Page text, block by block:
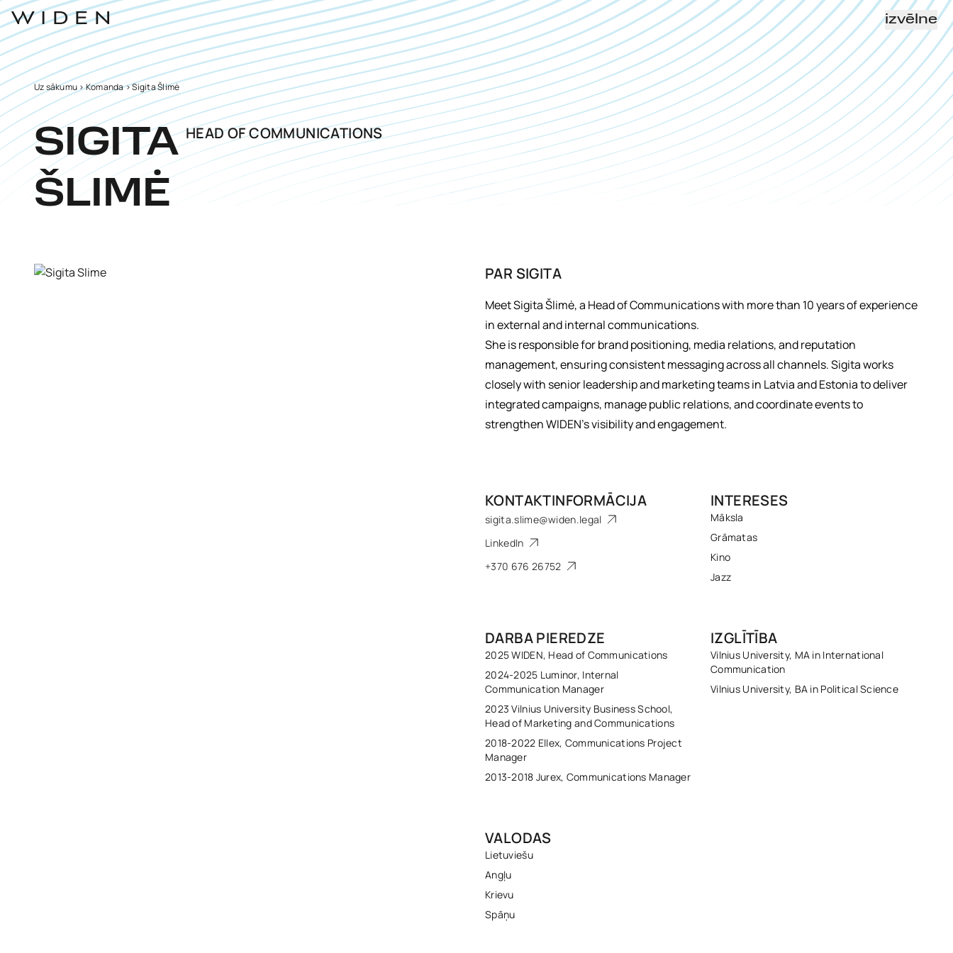
izvēlne
Uz sākumu >Komanda>Sigita Šlimė
SIGITA HEAD OF COMMUNICATIONS
ŠLIMĖ
PAR SIGITA
Meet Sigita Šlimė, a Head of Communications with more than 10 years of experience
in external and internal communications.
She is responsible for brand positioning, media relations, and reputation
management, ensuring consistent messaging across all channels. Sigita works
closely with senior leadership and marketing teams in Latvia and Estonia to deliver
integrated campaigns, manage public relations, and coordinate events to
strengthen WIDEN’s visibility and engagement.
KONTAKTINFORMĀCIJA
sigita.slime@widen.legal
LinkedIn
+370 676 26752
INTERESES
Māksla
Grāmatas
Kino
Jazz
DARBA PIEREDZE
2025 WIDEN, Head of Communications
2024-2025 Luminor, Internal
Communication Manager
2023 Vilnius University Business School,
Head of Marketing and Communications
2018-2022 Ellex, Communications Project
Manager
2013-2018 Jurex, Communications Manager
IZGLĪTĪBA
Vilnius University, MA in International
Communication
Vilnius University, BA in Political Science
VALODAS
Lietuviešu
Angļu
Krievu
Spāņu